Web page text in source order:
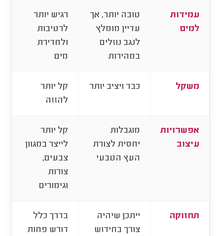
עמידות
למים
טובה יותר, אך
עדיין מומלץ
לנגב נוזלים
במהירות
רגיש יותר
לרטיבות
ולחדירת
מים
משקל כבד ויציב יותר
קל יותר
להזזה
אפשרויות
עיצוב
מוגבלות
יחסית לצורת
העץ הטבעי
קל יותר
לייצר במגוון
צבעים,
צורות
וגימורים
תחזוקה
ייתכן שיהיה
צורך בחידוש
בדרך כלל
דורש פחות